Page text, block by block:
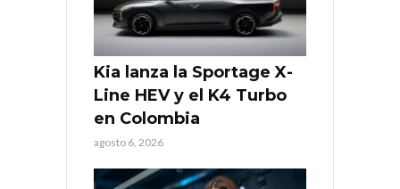
Kia lanza la Sportage X-
Line HEV y el K4 Turbo
en Colombia
agosto 6, 2026